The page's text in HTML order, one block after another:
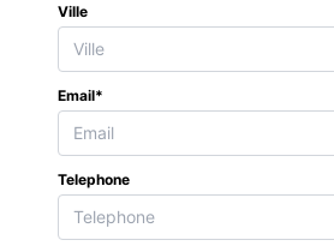
Ville
Email*
Telephone